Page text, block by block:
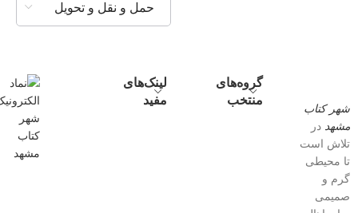
حمل و نقل و تحویل
شهر کتاب
مشهد در
تلاش است
تا محیطی
گرم و
صمیمی
گروه‌های
منتخب
لینک‌های
مفید